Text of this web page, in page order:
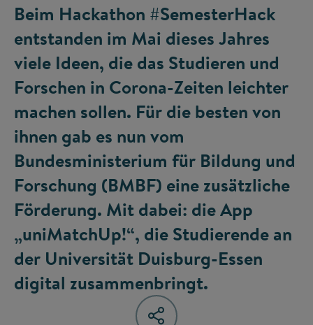
Beim Hackathon #SemesterHack
entstanden im Mai dieses Jahres
viele Ideen, die das Studieren und
Forschen in Corona-Zeiten leichter
machen sollen. Für die besten von
ihnen gab es nun vom
Bundesministerium für Bildung und
Forschung (BMBF) eine zusätzliche
Förderung. Mit dabei: die App
„uniMatchUp!“, die Studierende an
der Universität Duisburg-Essen
digital zusammenbringt.